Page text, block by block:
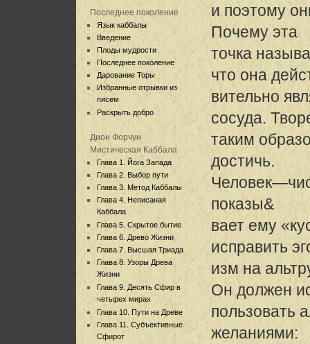
Последнее поколение
Язык каббалы
Введение
Плоды мудрости
Последнее поколение
Дарование Торы
Избранные отрывки из
писем
Раскрыть добро
Дион Форчун
Мистическая Каббала
Глава 1. Йога Запада
Глава 2. Выбор пути
Глава 3. Метод Каббалы
Глава 4. Неписаная
Каббала
Глава 5. Скрытое бытие
Глава 6. Древо Жизни
Глава 7. Высшая Триада
Глава 8. Узоры Древа
Жизни
Глава 9. Десять Сфир в
четырех мирах
Глава 10. Пути на Древе
Глава 11. Субъективные
Сфирот
и поэтому
Почему эта
точка
что она
вительно
сосуда.
таким
достичь.
показы&
вает ему
исправить
изм на
Он должен
пользовать
желаниями: